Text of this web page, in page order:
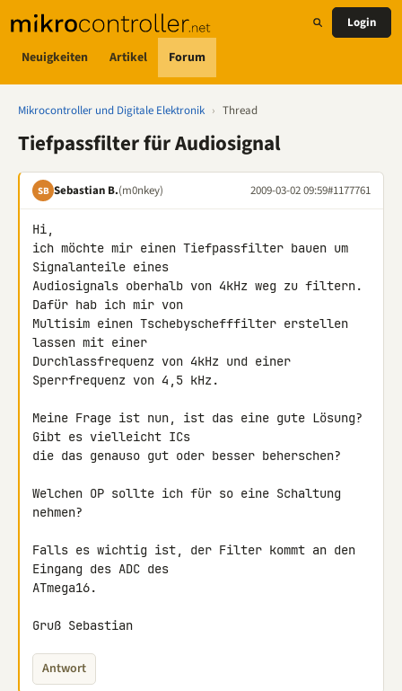
Neuigkeiten Artikel Forum
Login
Mikrocontroller und Digitale Elektronik › Thread
Tiefpassfilter für Audiosignal
SB Sebastian B.(m0nkey) 2009-03-02 09:59#1177761
Hi,
ich möchte mir einen Tiefpassfilter bauen um
Signalanteile eines
Audiosignals oberhalb von 4kHz weg zu filtern.
Dafür hab ich mir von
Multisim einen Tschebyschefffilter erstellen
lassen mit einer
Durchlassfrequenz von 4kHz und einer
Sperrfrequenz von 4,5 kHz.
Meine Frage ist nun, ist das eine gute Lösung?
Gibt es vielleicht ICs
die das genauso gut oder besser beherschen?
Welchen OP sollte ich für so eine Schaltung
nehmen?
Falls es wichtig ist, der Filter kommt an den
Eingang des ADC des
ATmega16.
Gruß Sebastian
Antwort